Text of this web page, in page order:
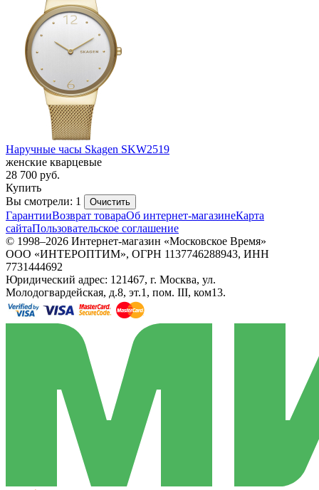
Наручные часы Skagen SKW2519
женские кварцевые
28 700 руб.
Купить
Вы смотрели: 1
Очистить
ГарантииВозврат товараОб интернет-магазинеКарта
сайтаПользовательское соглашение
© 1998–2026 Интернет-магазин «Московское Время»
ООО «ИНТЕРОПТИМ», ОГРН 1137746288943, ИНН
7731444692
Юридический адрес: 121467, г. Москва, ул.
Молодогвардейская, д.8, эт.1, пом. III, ком13.